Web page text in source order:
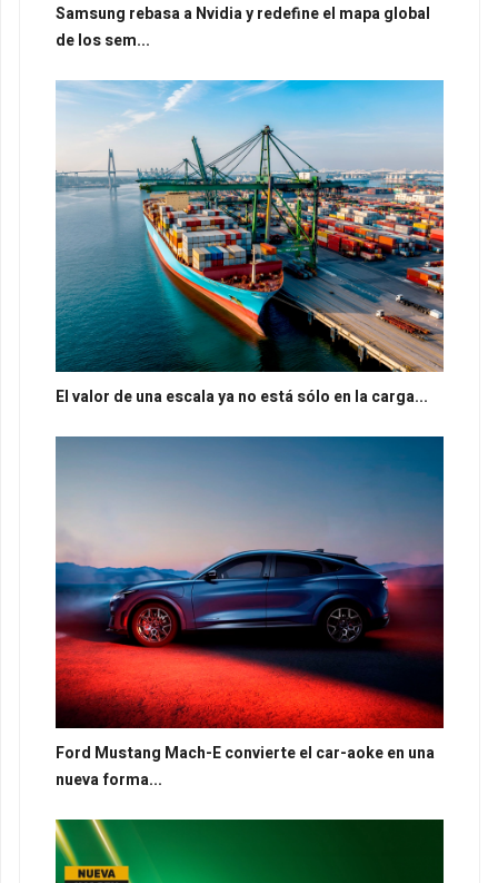
Samsung rebasa a Nvidia y redefine el mapa global
de los sem...
El valor de una escala ya no está sólo en la carga...
Ford Mustang Mach-E convierte el car-aoke en una
nueva forma...